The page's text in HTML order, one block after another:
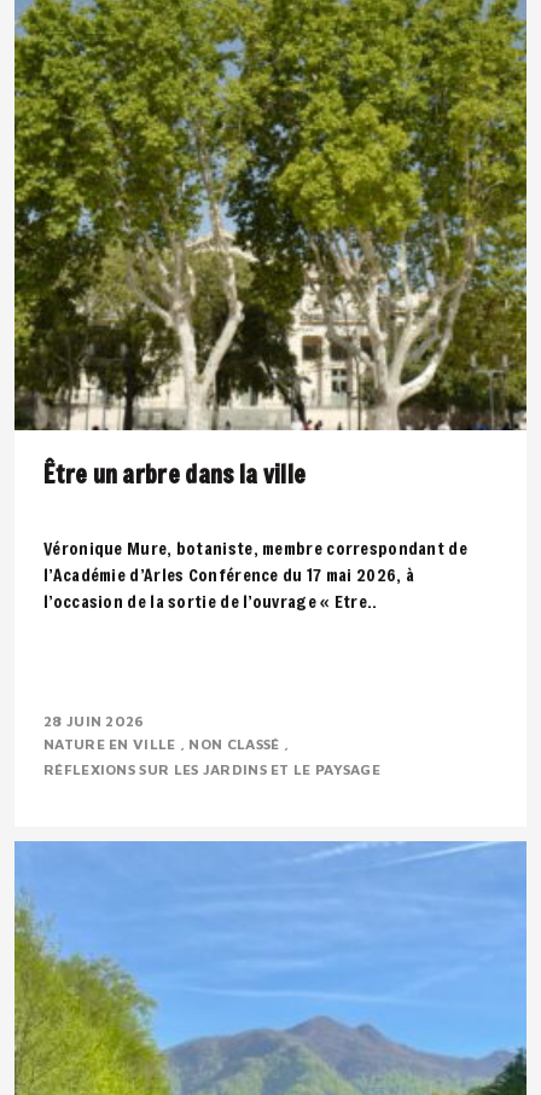
Être un arbre dans la ville
Véronique Mure, botaniste, membre correspondant de
l’Académie d’Arles Conférence du 17 mai 2026, à
l’occasion de la sortie de l’ouvrage « Etre..
28 JUIN 2026
NATURE EN VILLE
NON CLASSÉ
RÉFLEXIONS SUR LES JARDINS ET LE PAYSAGE